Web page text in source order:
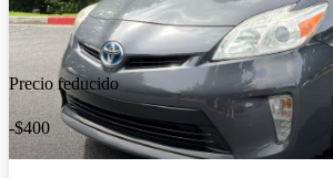
Precio reducido
-$400